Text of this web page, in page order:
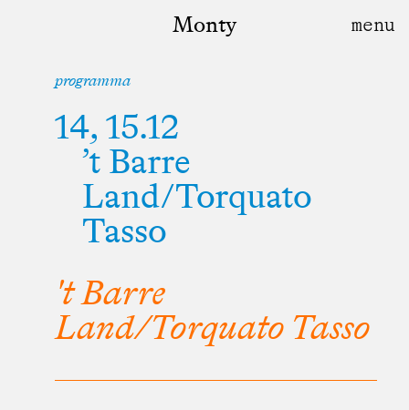
Monty
programma
14, 15.12
’t Barre
Land/Torquato
Tasso
't Barre
Land/Torquato Tasso